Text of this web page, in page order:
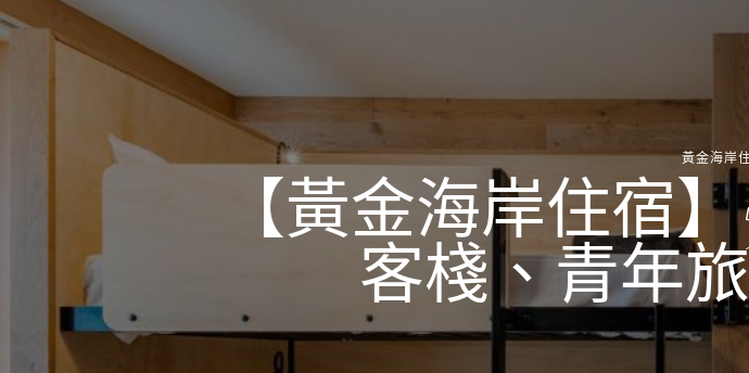
黃金海岸
【黃金海岸住宿
客棧、青年